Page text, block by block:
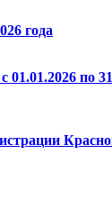
года
по